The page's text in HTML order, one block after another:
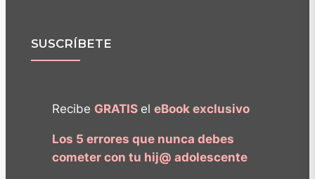
SUSCRÍBETE
Recibe GRATIS el eBook exclusivo
Los 5 errores que nunca debes
cometer con tu hij@ adolescente